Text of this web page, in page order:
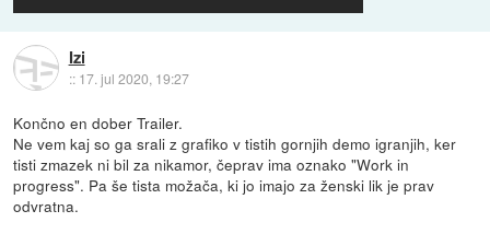
Izi
:: 17. jul 2020, 19:27
Končno en dober Trailer.
Ne vem kaj so ga srali z grafiko v tistih gornjih demo igranjih, ker
tisti zmazek ni bil za nikamor, čeprav ima oznako "Work in
progress". Pa še tista možača, ki jo imajo za ženski lik je prav
odvratna.